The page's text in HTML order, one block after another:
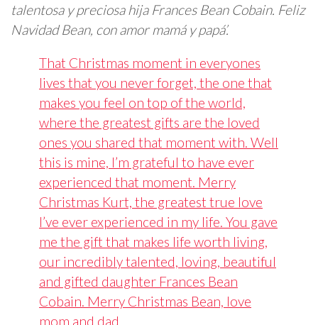
talentosa y preciosa hija Frances Bean Cobain. Feliz
Navidad Bean, con amor mamá y papá’.
That Christmas moment in everyones
lives that you never forget, the one that
makes you feel on top of the world,
where the greatest gifts are the loved
ones you shared that moment with. Well
this is mine, I’m grateful to have ever
experienced that moment. Merry
Christmas Kurt, the greatest true love
I’ve ever experienced in my life. You gave
me the gift that makes life worth living,
our incredibly talented, loving, beautiful
and gifted daughter Frances Bean
Cobain. Merry Christmas Bean, love
mom and dad